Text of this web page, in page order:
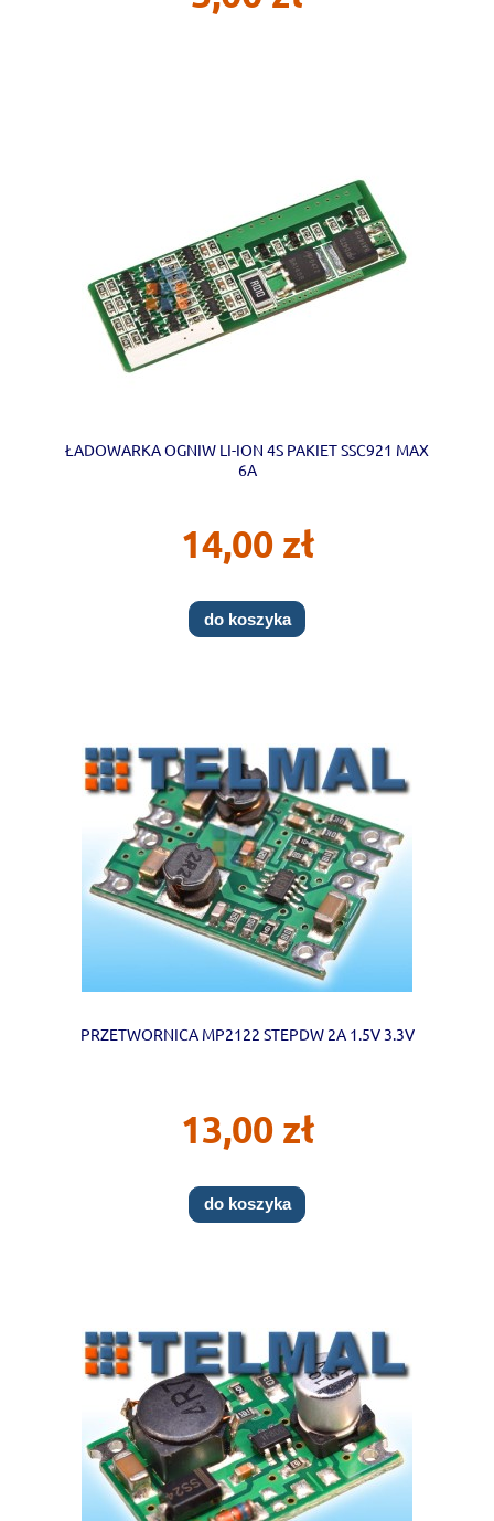
ŁADOWARKA OGNIW LI-ION 4S PAKIET SSC921 MAX
6A
14,00 zł
do koszyka
PRZETWORNICA MP2122 STEPDW 2A 1.5V 3.3V
13,00 zł
do koszyka